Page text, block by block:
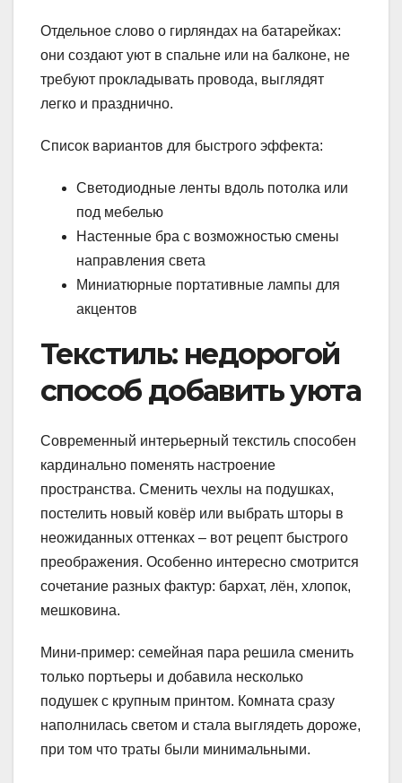
Отдельное слово о гирляндах на батарейках:
они создают уют в спальне или на балконе, не
требуют прокладывать провода, выглядят
легко и празднично.
Список вариантов для быстрого эффекта:
Светодиодные ленты вдоль потолка или
под мебелью
Настенные бра с возможностью смены
направления света
Миниатюрные портативные лампы для
акцентов
Текстиль: недорогой
способ добавить уюта
Современный интерьерный текстиль способен
кардинально поменять настроение
пространства. Сменить чехлы на подушках,
постелить новый ковёр или выбрать шторы в
неожиданных оттенках – вот рецепт быстрого
преображения. Особенно интересно смотрится
сочетание разных фактур: бархат, лён, хлопок,
мешковина.
Мини-пример: семейная пара решила сменить
только портьеры и добавила несколько
подушек с крупным принтом. Комната сразу
наполнилась светом и стала выглядеть дороже,
при том что траты были минимальными.